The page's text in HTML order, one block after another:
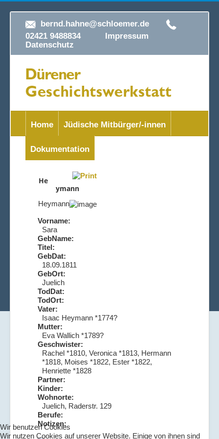
bernd.hahne@schloemer.de
02421 9488834 Impressum
Datenschutz
Home Jüdische Mitbürger/-innen
Dokumentation
He
ymann
Heymann
Vorname:
Sara
GebName:
Titel:
GebDat:
18.09.1811
GebOrt:
Juelich
TodDat:
TodOrt:
Vater:
Isaac Heymann *1774?
Mutter:
Eva Wallich *1789?
Geschwister:
Rachel *1810, Veronica *1813, Hermann
*1818, Moises *1822, Ester *1822,
Henriette *1828
Partner:
Kinder:
Wohnorte:
Juelich, Raderstr. 129
Berufe:
Notizen:
Wir benutzen Cookies
Wir nutzen Cookies auf unserer Website. Einige von ihnen sind